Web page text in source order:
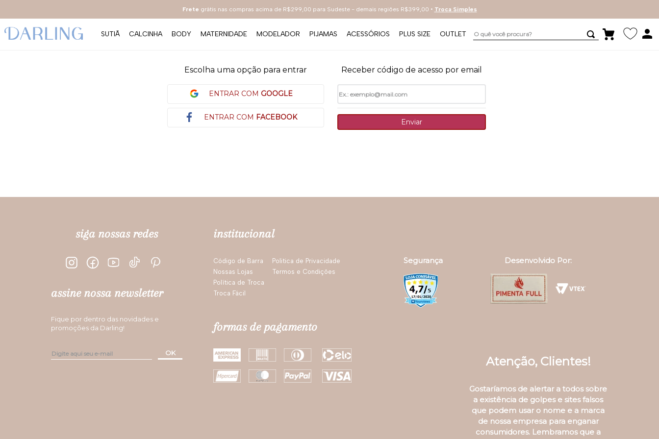
Frete grátis nas compras acima de R$299,00 para Sudeste - demais regiões R$399,00 • Troca Simples
SUTIÃ CALCINHA BODY MATERNIDADE MODELADOR PIJAMAS ACESSÓRIOS PLUS SIZE OUTLET O quê você procura?
Escolha uma opção para entrar
ENTRAR COM GOOGLE
ENTRAR COM FACEBOOK
Receber código de acesso por email
Enviar
siga nossas redes
assine nossa newsletter
Fique por dentro das novidades e
promoções da Darling!
OK
institucional
Código de Barra
Nossas Lojas
Política de Troca
Troca Fácil
Politica de Privacidade
Termos e Condições
formas de pagamento
Segurança Desenvolvido Por:
Atenção, Clientes!
Gostaríamos de alertar a todos sobre
a existência de golpes e sites falsos
que podem usar o nome e a marca
de nossa empresa para enganar
consumidores. Lembramos que a
1º sutiã
4 º arco